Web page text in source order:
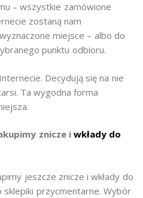
– wszystkie zamówione
zostaną nam
miejsce – albo do
punktu odbioru.
Decydują się na nie
Ta wygodna forma
znicze iwkłady do
jeszcze znicze i wkłady do
przycmentarne. Wybór